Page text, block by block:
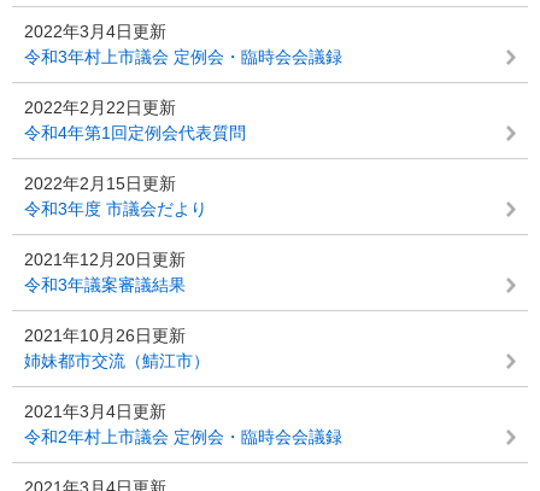
2022年3月4日更新
令和3年村上市議会 定例会・臨時会会議録
2022年2月22日更新
令和4年第1回定例会代表質問
2022年2月15日更新
令和3年度 市議会だより
2021年12月20日更新
令和3年議案審議結果
2021年10月26日更新
姉妹都市交流（鯖江市）
2021年3月4日更新
令和2年村上市議会 定例会・臨時会会議録